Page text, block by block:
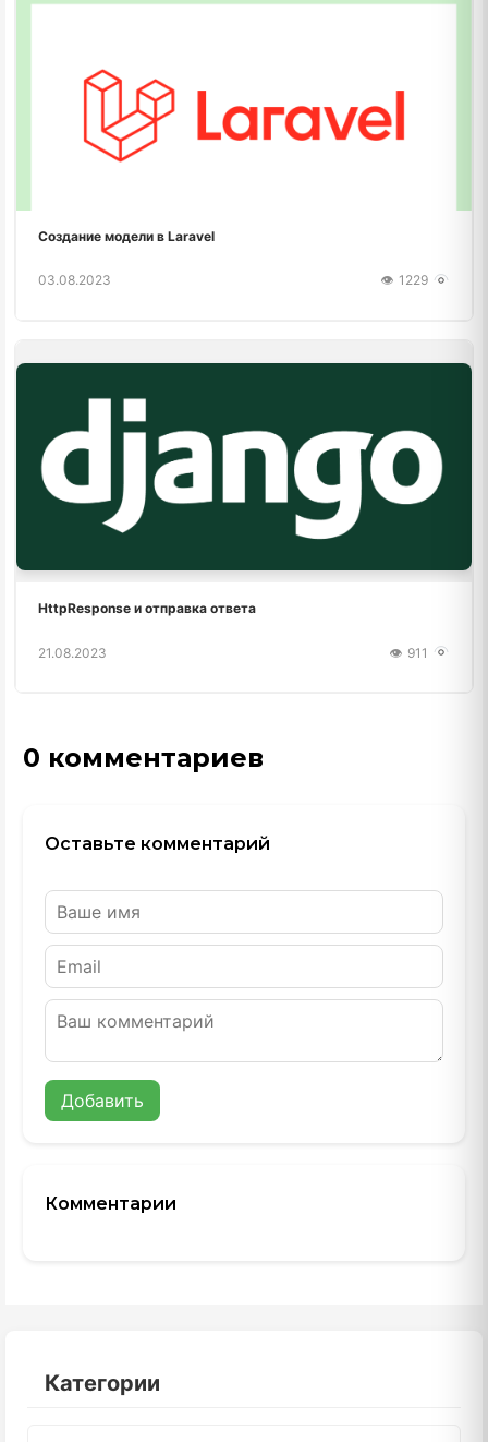
Создание модели в Laravel
03.08.2023 1229
HttpResponse и отправка ответа
21.08.2023 911
0 комментариев
Оставьте комментарий
Добавить
Комментарии
Категории